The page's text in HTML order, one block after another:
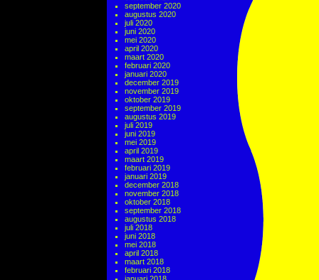
september 2020
augustus 2020
juli 2020
juni 2020
mei 2020
april 2020
maart 2020
februari 2020
januari 2020
december 2019
november 2019
oktober 2019
september 2019
augustus 2019
juli 2019
juni 2019
mei 2019
april 2019
maart 2019
februari 2019
januari 2019
december 2018
november 2018
oktober 2018
september 2018
augustus 2018
juli 2018
juni 2018
mei 2018
april 2018
maart 2018
februari 2018